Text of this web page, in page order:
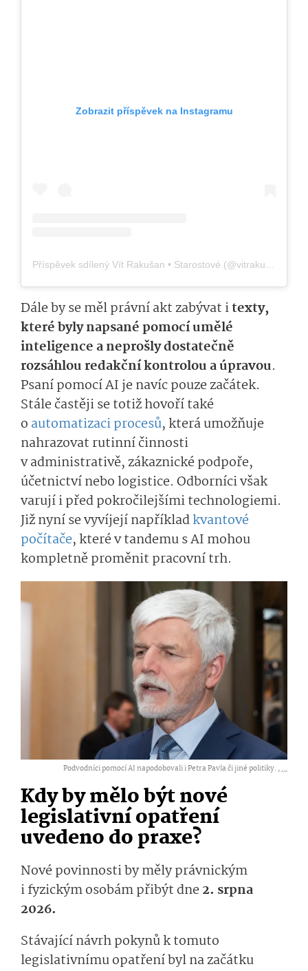
Zobrazit příspěvek na Instagramu
Příspěvek sdílený Vít Rakušan • Starostové (@vitrakusan)
Dále by se měl právní akt zabývat itexty,
které byly napsané pomocí umělé
inteligence a neprošly dostatečně
rozsáhlou redakční kontrolou a úpravou.
Psaní pomocí AI je navíc pouze začátek.
Stále častěji se totiž hovoří také
o automatizaci procesů, která umožňuje
nahrazovat rutinní činnosti
v administrativě, zákaznické podpoře,
účetnictví nebo logistice. Odborníci však
varují i před pokročilejšími technologiemi.
Již nyní se vyvíjejí napříkladkvantové
počítače, které v tandemu s AI mohou
kompletně proměnit pracovní trh.
Podvodníci pomocí AI napodobovali i Petra Pavla či jiné politiky. ,...
Kdy by mělo být nové
legislativní opatření
uvedeno do praxe?
Nové povinnosti by měly právnickým
i fyzickým osobám přibýt dne2. srpna
2026.
Stávající návrh pokynů k tomuto
legislativnímu opatření byl na začátku